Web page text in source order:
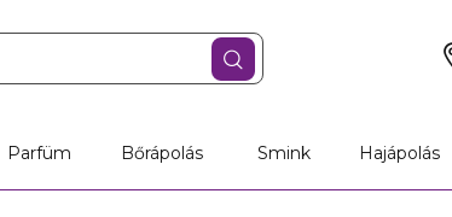
Parfüm Bőrápolás Smink Hajápolás